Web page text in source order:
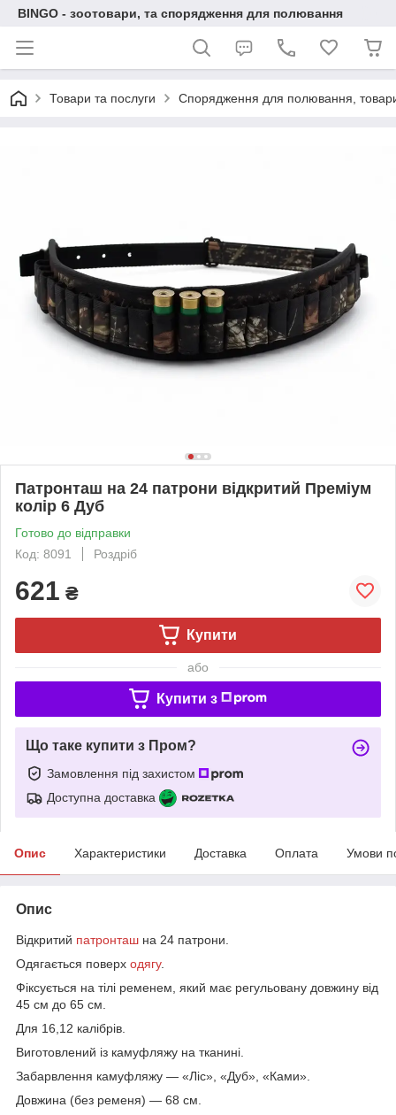
BINGO - зоотовари, та спорядження для полювання
Товари та послуги Спорядження для полювання,
Патронташ на 24 патрони відкритий Преміум
колір 6 Дуб
Готово до відправки
Код: 8091
Роздріб
621 ₴
Купити
або
Купити з
Що таке купити з Пром?
Замовлення під захистом
Доступна доставка
Опис Характеристики Доставка Оплата Умови
Опис
Відкритий патронташ на 24 патрони.
Одягається поверх одягу.
Фіксується на тілі ременем, який має регульовану довжину від
45 см до 65 см.
Для 16,12 калібрів.
Виготовлений із камуфляжу на тканині.
Забарвлення камуфляжу — «Ліс», «Дуб», «Ками».
Довжина (без ременя) — 68 см.